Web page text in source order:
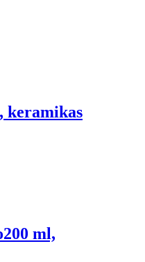
keramikas
200 ml,